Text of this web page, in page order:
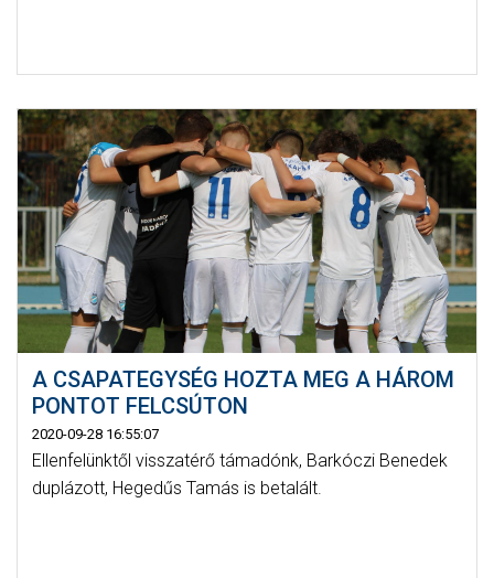
A CSAPATEGYSÉG HOZTA MEG A HÁROM
PONTOT FELCSÚTON
2020-09-28 16:55:07
Ellenfelünktől visszatérő támadónk, Barkóczi Benedek
duplázott, Hegedűs Tamás is betalált.